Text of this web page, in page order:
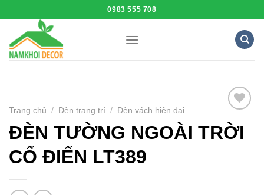
to
content
0983 555 708
Add to
Wishlist
Trang chủ / Đèn trang trí / Đèn vách hiện đại
ĐÈN TƯỜNG NGOÀI TRỜI
CỔ ĐIỂN LT389